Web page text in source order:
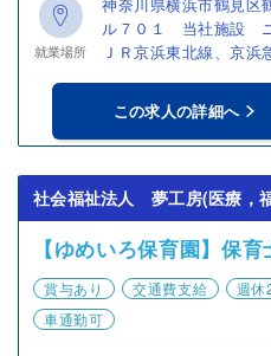
就業場所
ル７０１ 当社施設
ＪＲ京浜東北線、京
この求人の詳細へ
社会福祉法人 夢工房(医療，
【ゆめいろ保育園】保育
賞与あり
交通費支給 週休
車通勤可